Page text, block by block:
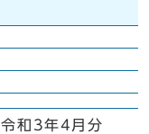
令和3年4月分